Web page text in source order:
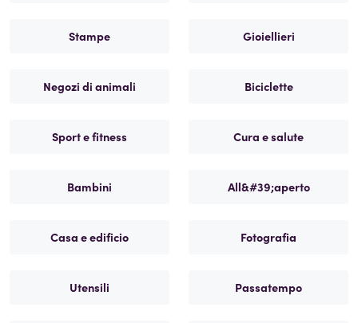
Stampe Gioiellieri
Negozi di animali Biciclette
Sport e fitness Cura e salute
Bambini All&#39;aperto
Casa e edificio Fotografia
Utensili Passatempo